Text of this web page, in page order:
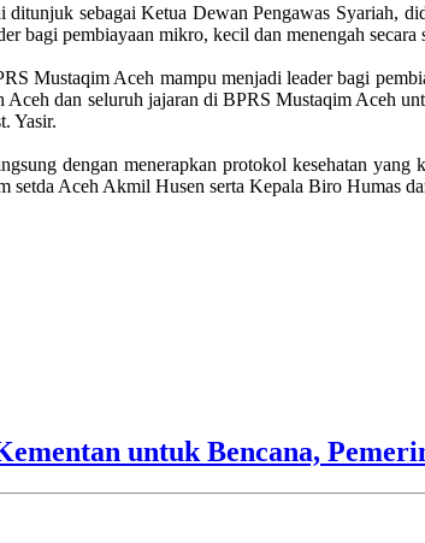
ditunjuk sebagai Ketua Dewan Pengawas Syariah,
bagi pembiayaan mikro, kecil dan menengah secara
Mustaqim Aceh mampu menjadi leader bagi
Aceh dan seluruh jajaran di BPRS Mustaqim Aceh
Yasir.
dengan menerapkan protokol kesehatan
Aceh Akmil Husen serta Kepala Biro Humas
untuk Bencana,